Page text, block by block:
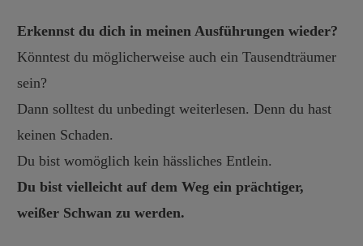
Erkennst du dich in meinen Ausführungen wieder?
Könntest du möglicherweise auch ein Tausendträumer
sein?
Dann solltest du unbedingt weiterlesen. Denn du hast
keinen Schaden.
Du bist womöglich kein hässliches Entlein.
Du bist vielleicht auf dem Weg ein prächtiger,
weißer Schwan zu werden.